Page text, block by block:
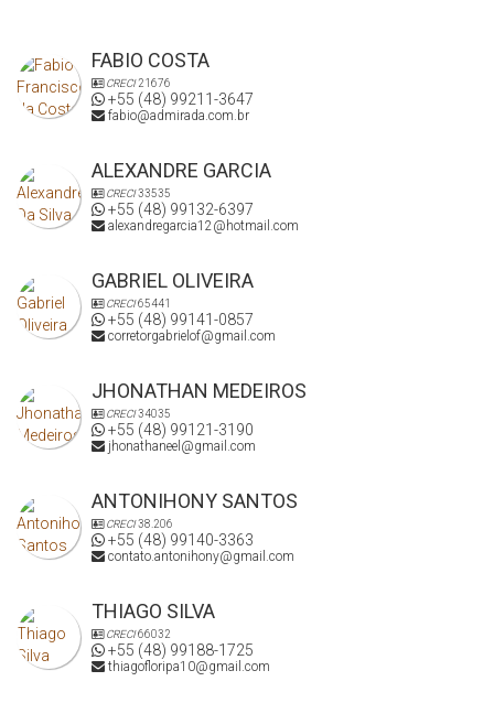
FABIO COSTA
CRECI21676
+55 (48) 99211-3647
fabio@admirada.com.br
ALEXANDRE GARCIA
CRECI33535
+55 (48) 99132-6397
alexandregarcia12@hotmail.com
GABRIEL OLIVEIRA
CRECI65441
+55 (48) 99141-0857
corretorgabrielof@gmail.com
JHONATHAN MEDEIROS
CRECI34035
+55 (48) 99121-3190
jhonathaneel@gmail.com
ANTONIHONY SANTOS
CRECI38.206
+55 (48) 99140-3363
contato.antonihony@gmail.com
THIAGO SILVA
CRECI66032
+55 (48) 99188-1725
thiagofloripa10@gmail.com